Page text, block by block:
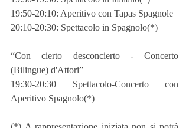
19:50-20:10: Aperitivo con Tapas Spagnole
20:10-20:30: Spettacolo in Spagnolo(*)
“Con cierto desconcierto - Concerto
(Bilingue) d'Attori”
19:30-20:30 Spettacolo-Concerto con
Aperitivo Spagnolo(*)